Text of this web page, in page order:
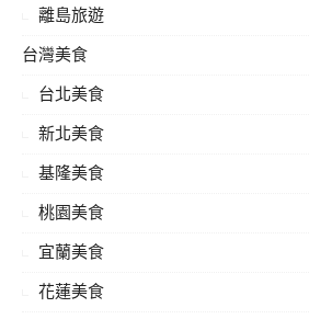
離島旅遊
台灣美食
台北美食
新北美食
基隆美食
桃園美食
宜蘭美食
花蓮美食